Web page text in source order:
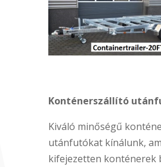
Konténerszállító
Kiváló minőségű
utánfutókat kínálunk,
kifejezetten konténerek